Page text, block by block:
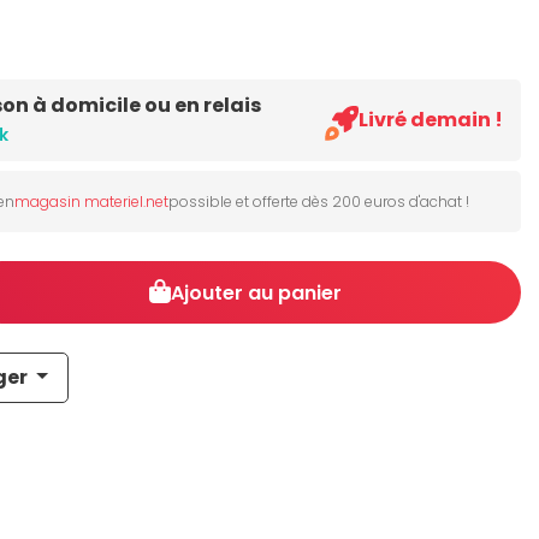
à domicile ou en relais
Livré demain !
magasin materiel.netpossible et offerte dès 200 euros d'achat !
Ajouter au panier